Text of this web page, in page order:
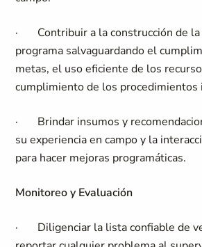
· Contribuir a la construcción de
programa salvaguardando el
metas, el uso eficiente de los
cumplimiento de los procedimientos
· Brindar insumos y
su experiencia en campo y la
para hacer mejoras programáticas.
Monitoreo y Evaluación
· Diligenciar la lista confiable de